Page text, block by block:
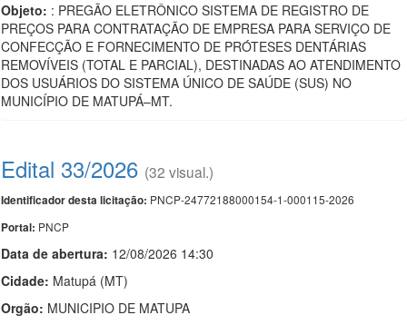
Objeto: : PREGÃO ELETRÔNICO SISTEMA DE REGISTRO DE
PREÇOS PARA CONTRATAÇÃO DE EMPRESA PARA SERVIÇO DE
CONFECÇÃO E FORNECIMENTO DE PRÓTESES DENTÁRIAS
REMOVÍVEIS (TOTAL E PARCIAL), DESTINADAS AO ATENDIMENTO
DOS USUÁRIOS DO SISTEMA ÚNICO DE SAÚDE (SUS) NO
MUNICÍPIO DE MATUPÁ–MT.
Edital 33/2026 (32 visual.)
Identificador desta licitação: PNCP-24772188000154-1-000115-2026
Portal: PNCP
Data de abertura: 12/08/2026 14:30
Cidade: Matupá (MT)
Orgão: MUNICIPIO DE MATUPA